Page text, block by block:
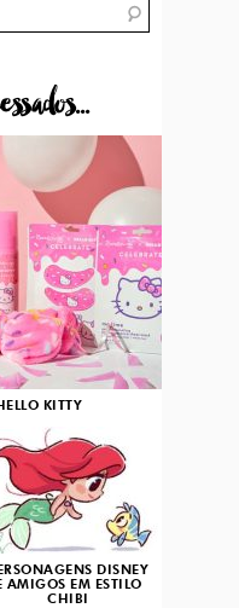
KITTY
DISNEY
AMIGOS EM ESTILO
CHIBI